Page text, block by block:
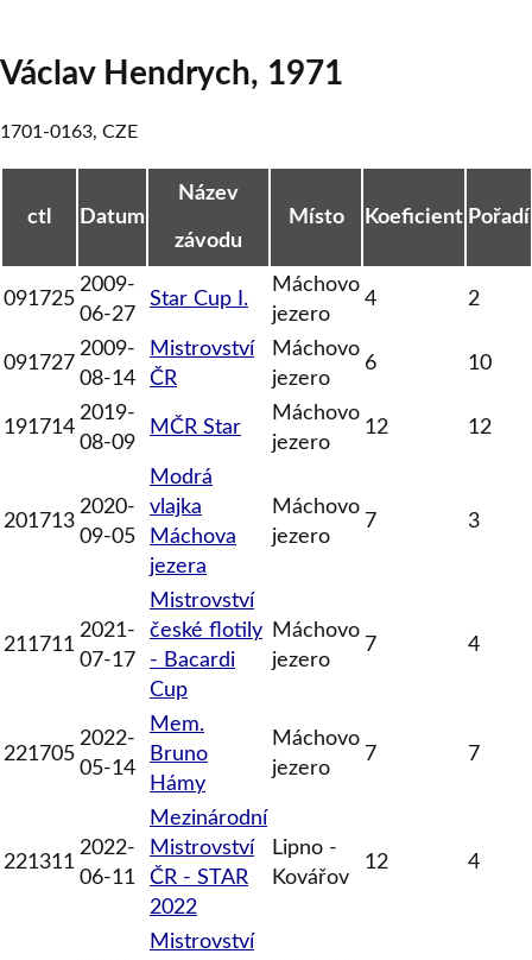
Václav Hendrych, 1971
1701-0163, CZE
ctl Datum
Název
závodu
Místo Koeficient Pořadí
091725
2009-
06-27
Star Cup I.
Máchovo
jezero
4 2
091727
2009-
08-14
Mistrovství
ČR
Máchovo
jezero
6 10
191714
2019-
08-09
MČR Star
Máchovo
jezero
12 12
201713
2020-
09-05
Modrá
vlajka
Máchova
jezera
Máchovo
jezero
7 3
211711
2021-
07-17
Mistrovství
české flotily
- Bacardi
Cup
Máchovo
jezero
7 4
221705
2022-
05-14
Mem.
Bruno
Hámy
Máchovo
jezero
7 7
221311
2022-
06-11
Mezinárodní
Mistrovství
ČR - STAR
2022
Lipno -
Kovářov
12 4
Mistrovství